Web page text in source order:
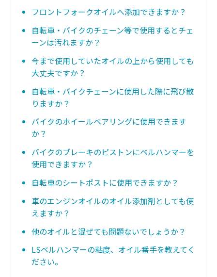
フロントフォークオイルへ添加できますか？
自転車・バイクのチェーン等で使用するとチェ
ーンは汚れますか？
今まで使用していたオイルの上から使用しても
大丈夫ですか？
自転車・バイクチェーンに使用した際に飛び散
りますか？
バイクのホイールベアリングに使用できます
か？
バイクのブレーキのピストンにベルハンマーを
使用できますか？
自転車のシートポストに使用できますか？
車のエンジンオイルのオイル添加剤としても使
えますか？
他のオイルと混ぜても問題ないでしょうか？
LSベルハンマーの粘度、オイル番手を教えてく
ださい。